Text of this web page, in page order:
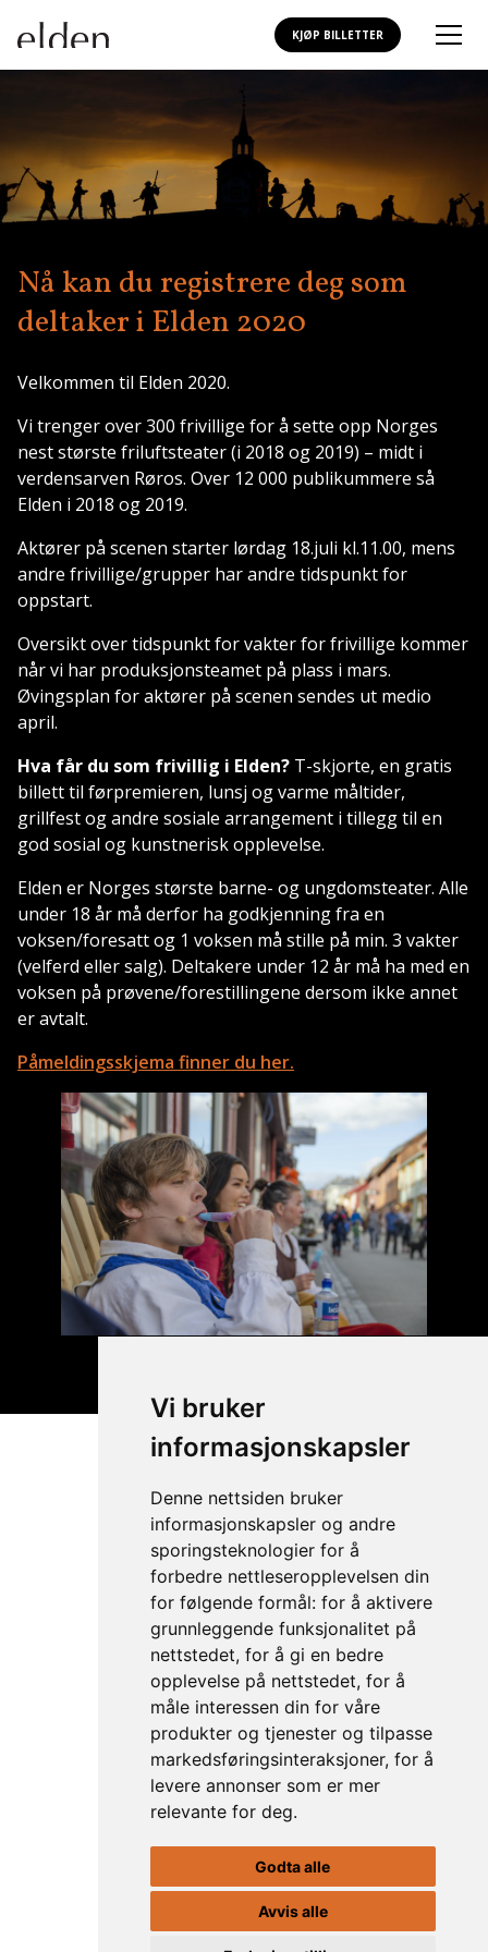
Vi bruker
informasjonskapsler
Denne nettsiden bruker
informasjonskapsler og andre
sporingsteknologier for å
forbedre nettleseropplevelsen din
for følgende formål: for å aktivere
grunnleggende funksjonalitet på
nettstedet, for å gi en bedre
opplevelse på nettstedet, for å
måle interessen din for våre
produkter og tjenester og tilpasse
markedsføringsinteraksjoner, for å
levere annonser som er mer
relevante for deg.
Godta alle
Avvis alle
KJØP BILLETTER
Nå kan du registrere deg som
deltaker i Elden 2020
Velkommen til Elden 2020.
Vi trenger over 300 frivillige for å sette opp Norges
nest største friluftsteater (i 2018 og 2019) – midt i
verdensarven Røros. Over 12 000 publikummere så
Elden i 2018 og 2019.
Aktører på scenen starter lørdag 18.juli kl.11.00, mens
andre frivillige/grupper har andre tidspunkt for
oppstart.
Oversikt over tidspunkt for vakter for frivillige kommer
når vi har produksjonsteamet på plass i mars.
Øvingsplan for aktører på scenen sendes ut medio
april.
Hva får du som frivillig i Elden? T-skjorte, en gratis
billett til førpremieren, lunsj og varme måltider,
grillfest og andre sosiale arrangement i tillegg til en
god sosial og kunstnerisk opplevelse.
Elden er Norges største barne- og ungdomsteater. Alle
under 18 år må derfor ha godkjenning fra en
voksen/foresatt og 1 voksen må stille på min. 3 vakter
(velferd eller salg). Deltakere under 12 år må ha med en
voksen på prøvene/forestillingene dersom ikke annet
er avtalt.
Påmeldingsskjema finner du her.
Stiftelsen Elden
Ol-Kanelesaveien 2
7374 Røros
Telefon:90996699
Personvernerklæring
Elden 2026
22. juli – 1. august
Billettsalget er i gang.
KJØP BILLETTER